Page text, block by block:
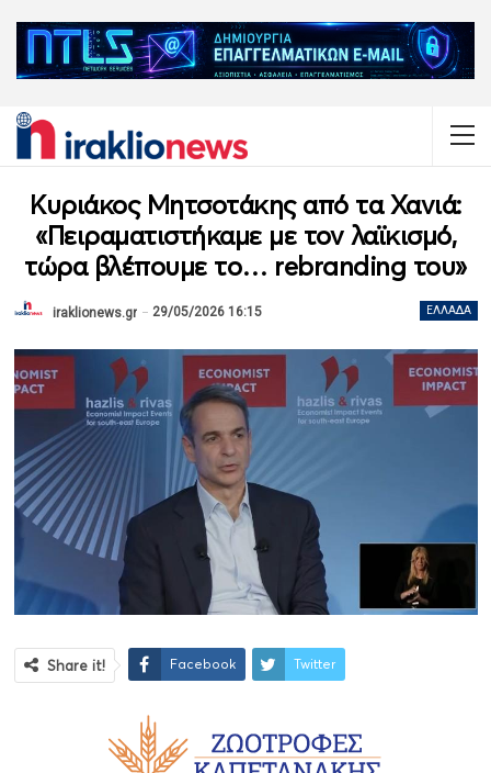
Κυριάκος Μητσοτάκης από τα Χανιά:
«Πειραματιστήκαμε με τον λαϊκισμό,
τώρα βλέπουμε το… rebranding του»
ΕΛΛΆΔΑ
iraklionews.gr 29/05/2026 16:15
Share it! Facebook Twitter